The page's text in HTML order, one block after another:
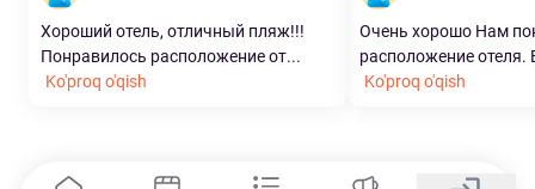
Хороший отель, отличный пляж!!!
Понравилось расположение от...
Ko'proq o'qish
Очень хорошо Нам
расположение отеля.
Ko'proq o'qish